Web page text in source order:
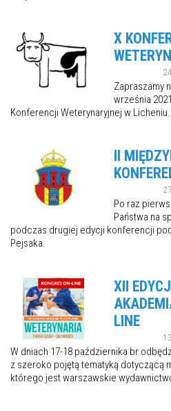
X
Zapraszamy
września
Konferencji Weterynaryjnej w Licheniu.
II
Po raz
Państwa na
podczas drugiej edycji konferencji
Pejsaka.
XII
LINE
W dniach 17-18 października br
z szeroko pojętą tematyką dotyczącą
którego jest warszawskie